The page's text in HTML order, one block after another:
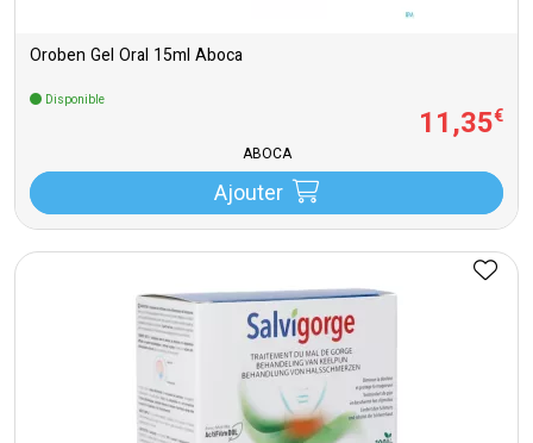
Oroben Gel Oral 15ml Aboca
Disponible
11,35€
ABOCA
Ajouter